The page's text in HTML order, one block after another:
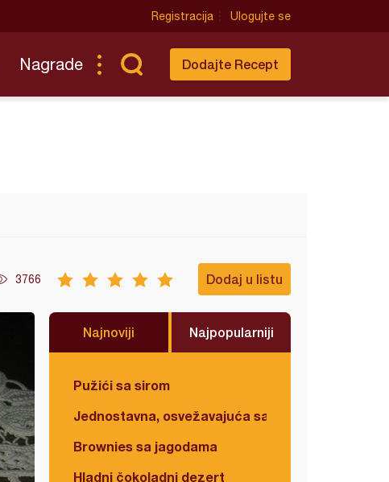
Registracija Ulogujte se
Nagrade Dodajte Recept
3766 Dodaj u listu
Najnoviji Najpopularniji
Pužići sa sirom
Jednostavna, osvežavajuća salata
Brownies sa jagodama
Hladni čokoladni dezert